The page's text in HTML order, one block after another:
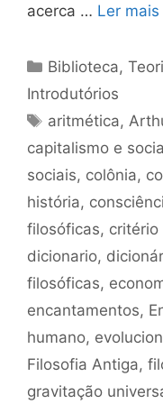
acerca … Ler mais
Categorias
Biblioteca,
Introdutórios
Tags
aritmética,
capitalismo e
sociais, colônia,
história,
filosóficas,
dicionario,
filosóficas,
encantamentos,
humano,
Filosofia Antiga,
gravitação